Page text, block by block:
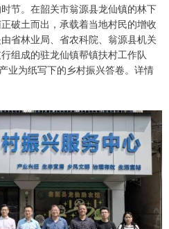
节。在韶关市翁源县龙仙镇的林下
破土而出，承载着当地村民的增收
省林业局、省农科院、翁源县机关
组成的驻龙仙镇帮镇扶村工作队
业为纸写下的乡村振兴答卷。‌详情